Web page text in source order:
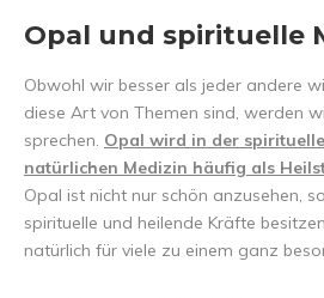
Opal und spirituelle
Obwohl wir besser als jeder andere
diese Art von Themen sind, werden
sprechen. Opal wird in der
natürlichen Medizin häufig als
Opal ist nicht nur schön anzusehen,
spirituelle und heilende Kräfte
natürlich für viele zu einem ganz